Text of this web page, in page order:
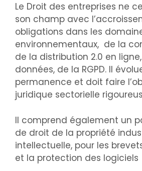
Le Droit des entreprises ne
son champ avec
obligations dans les
environnementaux, de la
de la distribution 2.0 en
données, de la RGPD. Il
permanence et doit faire
juridique sectorielle
Il comprend également un
de droit de la propriété
intellectuelle, pour les
et la protection des logiciels